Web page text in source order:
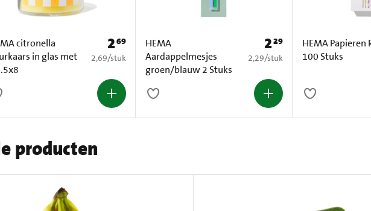
citronella
in glas met
Prijs: € 2,69
269
€ 2,69 per stuk
2,69/stuk
HEMA
Aardappelmesjes
groen/blauw 2 Stuks
Prijs: € 2,29
229
€ 2,29 per stuk
2,29/stuk
HEMA Papieren
100 Stuks
producten